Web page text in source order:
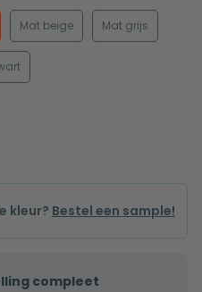
Mat beige Mat grijs
kleur? Bestel een sample!
compleet